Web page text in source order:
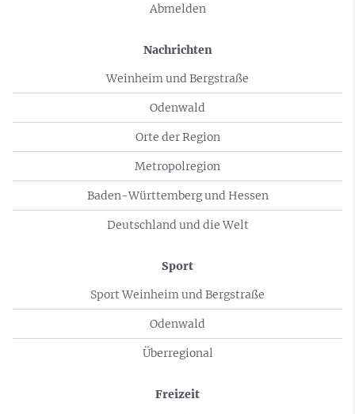
Abmelden
Nachrichten
Weinheim und Bergstraße
Odenwald
Orte der Region
Metropolregion
Baden-Württemberg und Hessen
Deutschland und die Welt
Sport
Sport Weinheim und Bergstraße
Odenwald
Überregional
Freizeit